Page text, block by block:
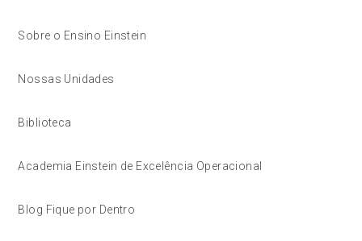
Sobre o Ensino Einstein
Nossas Unidades
Biblioteca
Academia Einstein de Excelência Operacional
Blog Fique por Dentro